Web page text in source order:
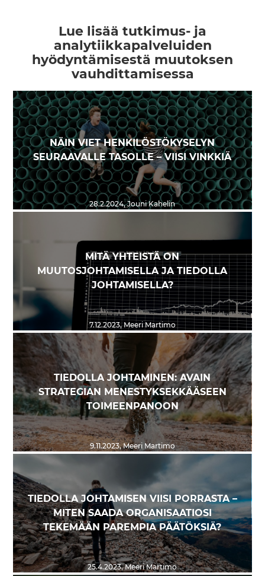
Lue lisää tutkimus- ja
analytiikkapalveluiden
hyödyntämisestä muutoksen
vauhdittamisessa
NÄIN VIET HENKILÖSTÖKYSELYN
SEURAAVALLE TASOLLE – VIISI VINKKIÄ
28.2.2024,Jouni Kahelin
MITÄ YHTEISTÄ ON
MUUTOSJOHTAMISELLA JA TIEDOLLA
JOHTAMISELLA?
7.12.2023,Meeri Martimo
TIEDOLLA JOHTAMINEN: AVAIN
STRATEGIAN MENESTYKSEKKÄÄSEEN
TOIMEENPANOON
9.11.2023,Meeri Martimo
TIEDOLLA JOHTAMISEN VIISI PORRASTA –
MITEN SAADA ORGANISAATIOSI
TEKEMÄÄN PAREMPIA PÄÄTÖKSIÄ?
25.4.2023,Meeri Martimo